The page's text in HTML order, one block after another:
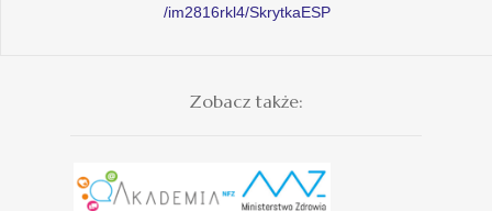
/im2816rkl4/SkrytkaESP
Zobacz także: